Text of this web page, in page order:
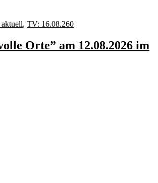
, TV: 16.08.260
Orte” am 12.08.2026 im